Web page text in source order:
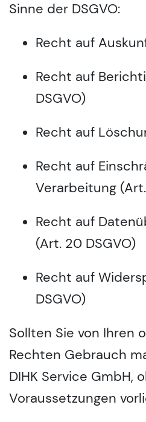
Sinne der DSGVO:
Recht auf
Recht auf
DSGVO)
Recht auf
Recht auf
Verarbeitung (Art.
Recht auf
(Art. 20 DSGVO)
Recht auf
DSGVO)
Sollten Sie von Ihren
Rechten Gebrauch
DIHK Service GmbH,
Voraussetzungen